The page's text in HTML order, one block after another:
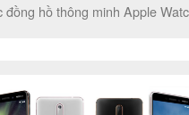
đồng hồ thông minh Apple